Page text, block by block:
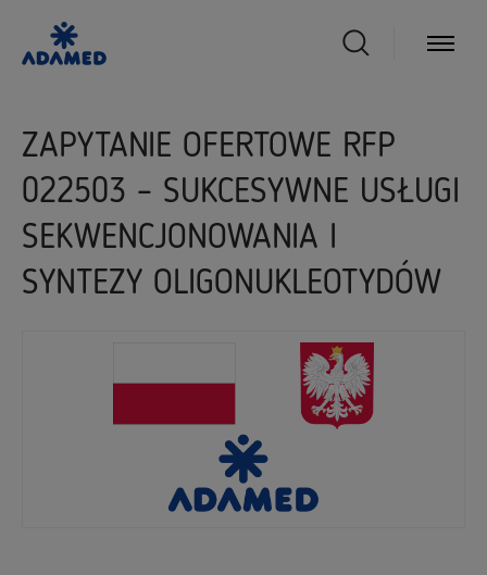
ZAPYTANIE OFERTOWE RFP
022503 – SUKCESYWNE USŁUGI
SEKWENCJONOWANIA I
SYNTEZY OLIGONUKLEOTYDÓW